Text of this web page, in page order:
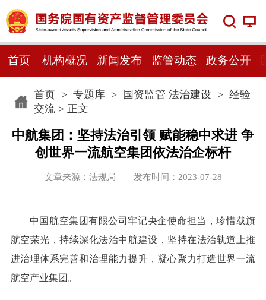
首页 机构概况 新闻发布 监管动态 政务公开
首页> 专题库> 国资监管 法治建设 > 经验
交流> 正文
中航集团：坚持法治引领 赋能稳中求进 争
创世界一流航空集团依法治企标杆
文章来源：法规局 发布时间：2023-07-28
中国航空集团有限公司牢记央企使命担当，珍惜载旗
航空荣光，持续深化法治中航建设，坚持在法治轨道上推
进治理体系完善和治理能力提升，凝心聚力打造世界一流
航空产业集团。